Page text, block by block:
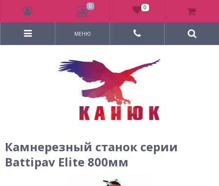
МЕНЮ
Камнерезный станок серии
Battipav Elite 800мм
0 0